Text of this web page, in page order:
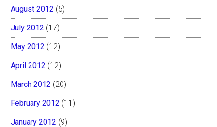
August 2012 (5)
July 2012 (17)
May 2012 (12)
April 2012 (12)
March 2012 (20)
February 2012 (11)
January 2012 (9)